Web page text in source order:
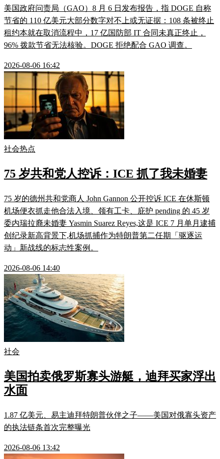
美国政府问责局（GAO）8 月 6 日发布报告，指 DOGE 自称
节省的 110 亿美元大部分数字对不上或无证据：108 条被终止
租约本就在取消流程中，17 亿国防部 IT 合同未真正终止，
96% 拨款节省无法核验。DOGE 拒绝配合 GAO 调查。
2026-08-06 16:42
社会热点
75 岁共和党人控诉：ICE 抓了我未婚妻
75 岁的德州共和党商人 John Gannon 公开控诉 ICE 在休斯顿
机场便衣抓走他合法入境、领有工卡、庇护 pending 的 45 岁
委内瑞拉裔未婚妻 Yasmin Suarez Reyes,这是 ICE 7 月单月逮捕
创纪录新高背景下,机场抓捕作为特朗普第二任期「驱逐运
动」新战线的标志性案例。
2026-08-06 14:40
社会
美国拍卖俄罗斯寡头游艇，迪拜买家浮出
水面
1.87 亿美元、易主迪拜特朗普伙伴之子——美国对俄寡头资产
的执法链条首次完整曝光
2026-08-06 13:42